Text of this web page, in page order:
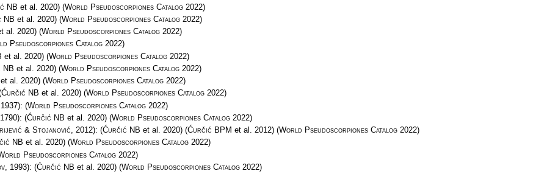
NB et al. 2020) (World Pseudoscorpiones Catalog2022)
NB et al. 2020) (World Pseudoscorpiones Catalog2022)
al. 2020) (World Pseudoscorpiones Catalog2022)
Pseudoscorpiones Catalog2022)
et al. 2020) (World Pseudoscorpiones Catalog2022)
NB et al. 2020) (World Pseudoscorpiones Catalog2022)
al. 2020) (World Pseudoscorpiones Catalog2022)
Ćurčić NB et al. 2020) (World Pseudoscorpiones Catalog2022)
(World Pseudoscorpiones Catalog2022)
(Ćurčić NB et al. 2020) (World Pseudoscorpiones Catalog2022)
& Stojanović, 2012): (Ćurčić NB et al. 2020) (Ćurčić BPM et al. 2012) (World Pseudoscorpiones Catalog2022)
NB et al. 2020) (World Pseudoscorpiones Catalog2022)
Pseudoscorpiones Catalog2022)
, 1993): (Ćurčić NB et al. 2020) (World Pseudoscorpiones Catalog2022)